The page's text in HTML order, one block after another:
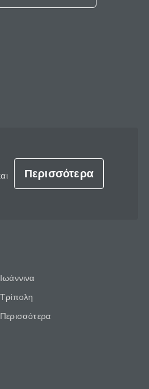
Περισσότερα
Ιωάννινα
Τρίπολη
Περισσότερα